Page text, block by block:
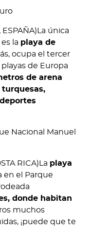
ESPAÑA)La única
la playa de
ocupa el tercer
de Europa
de arena
turquesas,
RICA)La playa
en el Parque
donde habitan
muchos
¡puede que te